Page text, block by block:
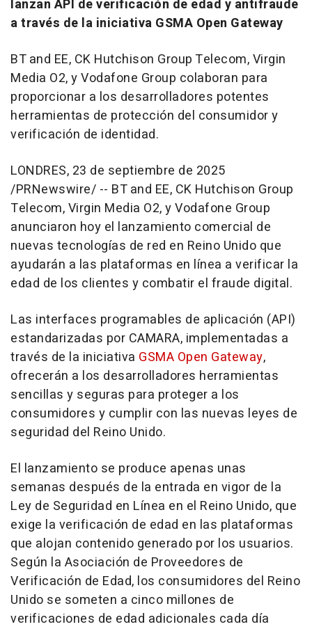
lanzan API deverificación de edad y antifraude
a través de la iniciativa GSMA Open Gateway
BT and EE, CK Hutchison Group Telecom, Virgin
Media O2, y Vodafone Group colaboran para
proporcionar a los desarrolladores potentes
herramientas de protección del consumidor y
verificación de identidad.
LONDRES, 23 de septiembre de 2025
/PRNewswire/ -- BT and EE, CK Hutchison Group
Telecom, Virgin Media O2, y Vodafone Group
anunciaron hoy el lanzamiento comercial de
nuevas tecnologías de red en Reino Unido que
ayudarán a las plataformas en línea a verificar la
edad de los clientes y combatir el fraude digital.
Las interfaces programables de aplicación (API)
estandarizadas por CAMARA, implementadas a
través de la iniciativa GSMA Open Gateway,
ofrecerán a los desarrolladores herramientas
sencillas y seguras para proteger a los
consumidores y cumplir con las nuevas leyes de
seguridad del Reino Unido.
El lanzamiento se produce apenas unas
semanas después de la entrada en vigor de la
Ley de Seguridad en Línea en el Reino Unido, que
exige la verificación de edad en las plataformas
que alojan contenido generado por los usuarios.
Según la Asociación de Proveedores de
Verificación de Edad, los consumidores del Reino
Unido se someten a cinco millones de
verificaciones de edad adicionales cada día